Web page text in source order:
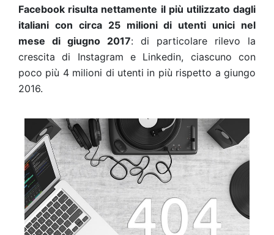
Facebook risulta nettamente il più utilizzato dagli
italiani con circa 25 milioni di utenti unici nel
mese di giugno 2017: di particolare rilevo la
crescita di Instagram e Linkedin, ciascuno con
poco più 4 milioni di utenti in più rispetto a giungo
2016.